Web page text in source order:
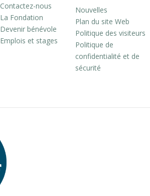
Contactez-nous
La Fondation
Devenir bénévole
Emplois et stages
Nouvelles
Plan du site Web
Politique des visiteurs
Politique de
confidentialité et de
sécurité